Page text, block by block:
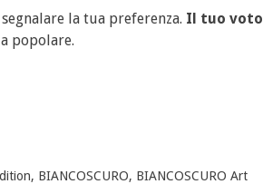
la tua preferenza. Il tuo voto
popolare.
, BIANCOSCURO, BIANCOSCURO Art